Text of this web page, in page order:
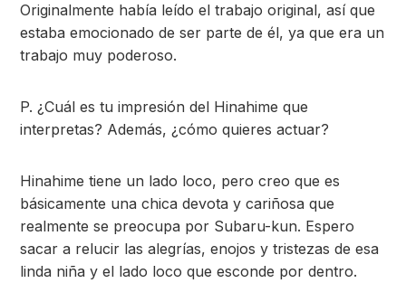
Originalmente había leído el trabajo original, así que
estaba emocionado de ser parte de él, ya que era un
trabajo muy poderoso.
P. ¿Cuál es tu impresión del Hinahime que
interpretas? Además, ¿cómo quieres actuar?
Hinahime tiene un lado loco, pero creo que es
básicamente una chica devota y cariñosa que
realmente se preocupa por Subaru-kun. Espero
sacar a relucir las alegrías, enojos y tristezas de esa
linda niña y el lado loco que esconde por dentro.